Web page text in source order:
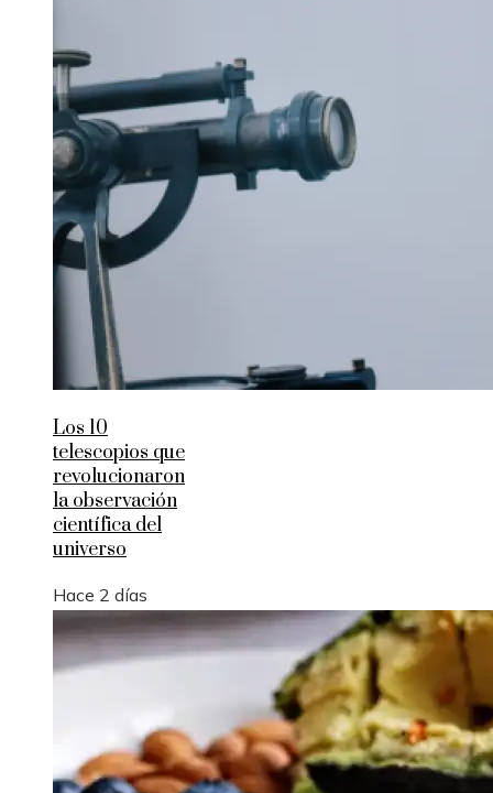
Los 10
telescopios que
revolucionaron
la observación
científica del
universo
Hace 2 días